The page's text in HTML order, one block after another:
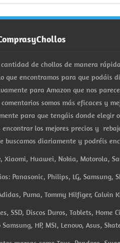
de chollos de manera
que encontramos para que podáis
para Amazon que nos
somos más eficaces y
para que tengáis donde elegir
los mejores precios y
buscamos diariamente y podréis
Huawei, Nokia, Motorola,
Panasonic, Philips, LG, Samsung,
Puma, Tommy Hilfiger, Calvin
Discos Duros, Tablets, Home
HP, MSI, Lenovo, Asus,